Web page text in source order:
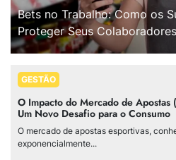
Bets no Trabalho: Como os
Proteger Seus
GESTÃO
O Impacto do Mercado de
Um Novo Desafio para o Consumo
O mercado de apostas esportivas,
exponencialmente...